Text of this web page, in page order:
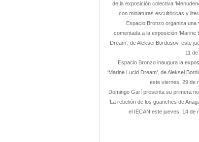
de la exposición colectiva
con miniaturas escultóricas y
Espacio Bronzo organiza una
comentada a la exposición ‘Marine
Dream’, de Aleksei Bordusov, este
11
Espacio Bronzo inaugura la
‘Marine Lucid Dream’, de Aleksei
este viernes, 29 de
Domingo Garí presenta su primera
‘La rebelión de los guanches de
el IECAN este jueves, 14 de